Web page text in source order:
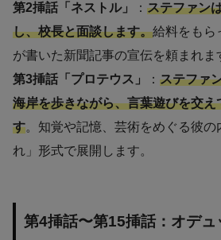
第2挿話「ネストル」
： ステファン
し、校長と面談します。給料をもら
が書いた新聞記事の宣伝を頼まれま
第3挿話「プロテウス」
： ステファ
海岸を歩きながら、言葉遊びを交
す。知覚や記憶、芸術をめぐる彼
れ」形式で展開します。
第4挿話〜第15挿話：オデュ